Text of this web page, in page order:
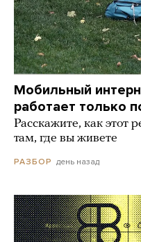
Мобильный
работает только
Расскажите, как этот
там, где вы живете
РАЗБОР день назад